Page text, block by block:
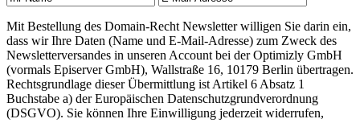
Mit Bestellung des Domain-Recht Newsletter willigen Sie darin ein,
dass wir Ihre Daten (Name und E-Mail-Adresse) zum Zweck des
Newsletterversandes in unseren Account bei der Optimizly GmbH
(vormals Episerver GmbH), Wallstraße 16, 10179 Berlin übertragen.
Rechtsgrundlage dieser Übermittlung ist Artikel 6 Absatz 1
Buchstabe a) der Europäischen Datenschutzgrundverordnung
(DSGVO). Sie können Ihre Einwilligung jederzeit widerrufen,